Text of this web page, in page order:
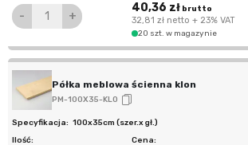
- +
40,36 złbrutto
32,81 złnetto + 23% VAT
20 szt. w magazynie
Półka meblowa ścienna klon
PM-100X35-KLO
100x35cm (szer.x gł.)